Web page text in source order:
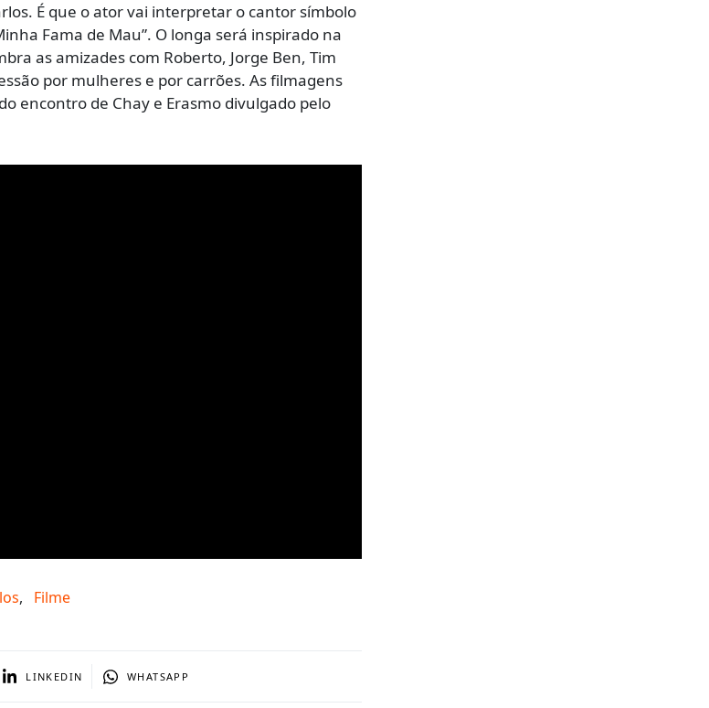
É que o ator vai interpretar o cantor símbolo
Fama de Mau”. O longa será inspirado na
as amizades com Roberto, Jorge Ben, Tim
por mulheres e por carrões. As filmagens
encontro de Chay e Erasmo divulgado pelo
, Filme
LINKEDIN WHATSAPP